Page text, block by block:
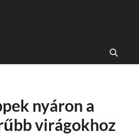
nyáron a
virágokhoz